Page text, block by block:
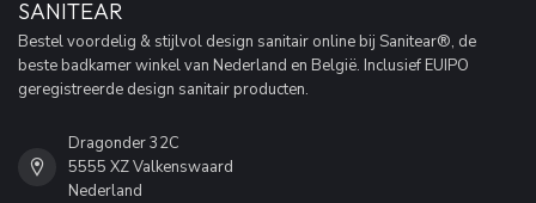
SANITEAR
Bestel voordelig & stijlvol design sanitair online bij Sanitear®, de
beste badkamer winkel van Nederland en België. Inclusief EUIPO
geregistreerde design sanitair producten.
Dragonder 32C
5555 XZ Valkenswaard
Nederland